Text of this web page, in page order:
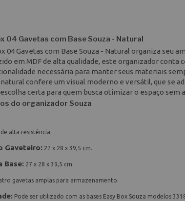
04 Gavetas com Base Souza - Natural
04 Gavetas com Base Souza - Natural organiza seu
em MDF de alta qualidade, este organizador conta
necessária para manter seus materiais
confere um visual moderno e versátil, que se
certa para quem busca otimizar o espaço sem
do organizador Souza
de alta resistência.
Gaveteiro: 27 x 28 x 39,5 cm.
Base: 27 x 28 x 39,5 cm.
gavetas amplas para armazenamento.
Pode ser utilizado com as bases Easy Box Souza modelos